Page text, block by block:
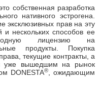
собственная разработка
нативного эстрогена.
эксклюзивных прав на эту
и нескольких способов ее
лицензию на
продукты. Покупка
текущие контракты, а
с уже вышедшим на рынок
DONESTA®, ожидающим